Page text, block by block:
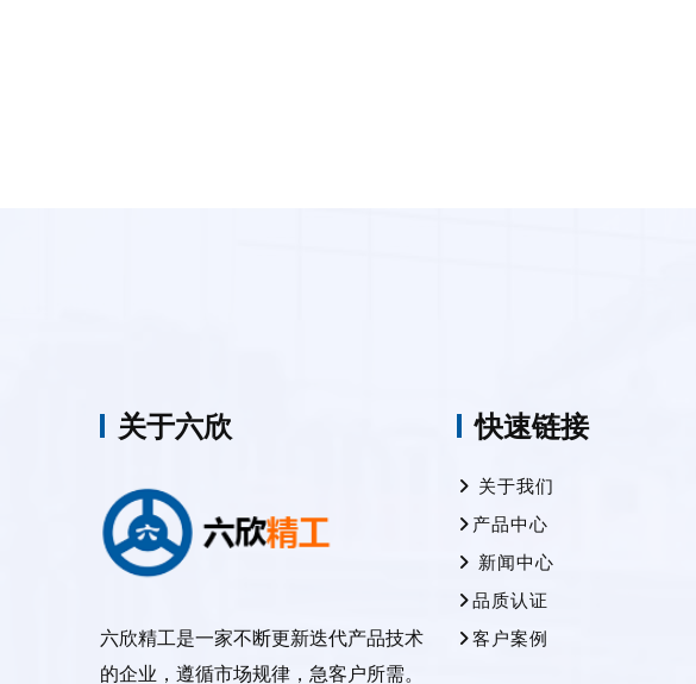
关于六欣
六欣精工是一家不断更新迭代产品技术
的企业，遵循市场规律，急客户所需。
快速链接
关于我们
产品中心
新闻中心
品质认证
客户案例